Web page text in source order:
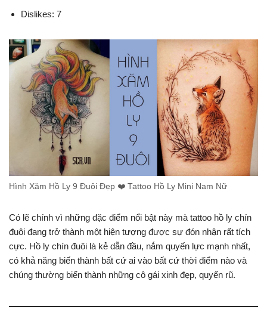
Dislikes: 7
Hình Xăm Hồ Ly 9 Đuôi Đẹp ❤️ Tattoo Hồ Ly Mini Nam Nữ
Có lẽ chính vì những đặc điểm nổi bật này mà tattoo hồ ly chín
đuôi đang trở thành một hiện tượng được sự đón nhận rất tích
cực. Hồ ly chín đuôi là kẻ dẫn đầu, nắm quyến lực mạnh nhất,
có khả năng biến thành bất cứ ai vào bất cứ thời điểm nào và
chúng thường biến thành những cô gái xinh đẹp, quyến rũ.